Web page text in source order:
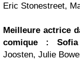
Eric Stonestreet,
Meilleure actrice
comique :
Sofia
Joosten, Julie